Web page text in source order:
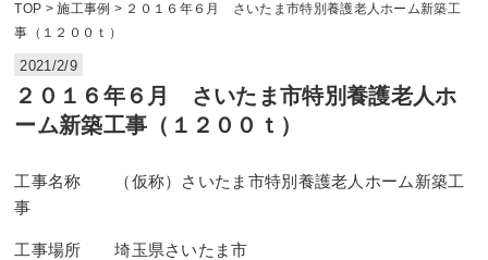
TOP 施工事例
２０１６年６月 さいたま市特別養護老人ホーム新築工
事（１２００ｔ）
2021/2/9
２０１６年６月 さいたま市特別養護老人ホ
ーム新築工事（１２００ｔ）
工事名称 （仮称）さいたま市特別養護老人ホーム新築工
事
工事場所 埼玉県さいたま市